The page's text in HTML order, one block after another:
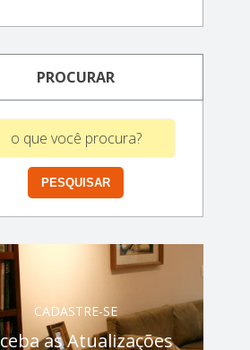
PROCURAR
CADASTRE-SE
as Atualizações